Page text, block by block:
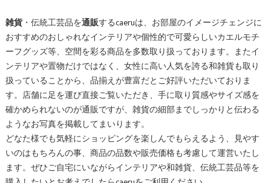
雑貨・伝統工芸品を通販するcaeruは、お部屋のイメージチェンジに
おすすめのおしゃれなインテリアや個性的で可愛らしいカエルモチ
ーフグッズ等、空間を彩る商品を多数取り扱っております。またイ
ンテリアや置物だけではなく、女性に高い人気を誇る和雑貨も取り
扱っていることから、品揃えが豊富だとご好評いただいておりま
す。店舗に足を運び直接ご覧いただき、手に取り質感やサイズ感を
確かめられないのが通販ですが、 雑貨の細部までしっかりと伝わる
ようなお写真を掲載してまいります。
どなた様でも気軽にショッピングを楽しんでもらえるよう、見やす
いのはもちろんの事、商品の品数や販売価格も考慮して運営いたし
ます。ぜひご自宅にいながらインテリアや和雑貨、伝統工芸品等を